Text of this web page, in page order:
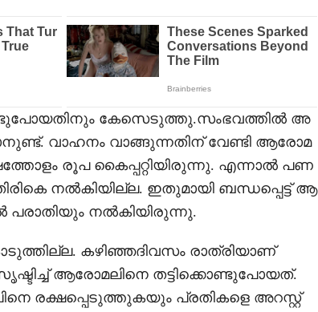
കേസെടുത്തു.സംഭവത്തിൽ അ
വാഹനം വാങ്ങുന്നതിന് വേണ്ടി ആരോമ
രൂപ കൈപ്പറ്റിയിരുന്നു. എന്നാൽ പണ
നൽകിയില്ല. ഇതുമായി ബന്ധപ്പെട്ട് ആ
പരാതിയും നൽകിയിരുന്നു.
കഴിഞ്ഞദിവസം രാത്രിയാണ്
ആരോമലിനെ തട്ടിക്കൊണ്ടുപോയത്.
രക്ഷപ്പെടുത്തുകയും പ്രതികളെ അറസ്റ്റ്